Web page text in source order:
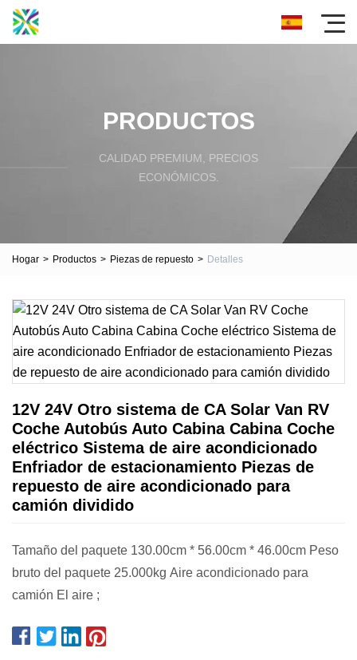
PRODUCTOS
CALIDAD PREMIUM, PRECIOS
ECONÓMICOS.
Hogar > Productos > Piezas de repuesto > Detalles
12V 24V Otro sistema de CA Solar Van RV
Coche Autobús Auto Cabina Cabina Coche
eléctrico Sistema de aire acondicionado
Enfriador de estacionamiento Piezas de
repuesto de aire acondicionado para
camión dividido
Tamaño del paquete 130.00cm * 56.00cm * 46.00cm Peso
bruto del paquete 25.000kg Aire acondicionado para
camión El aire ;